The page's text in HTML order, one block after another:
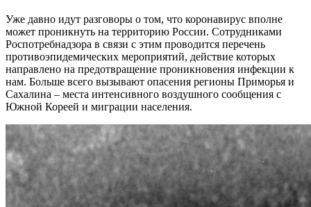
Уже давно идут разговоры о том, что коронавирус вполне
может проникнуть на территорию России. Сотрудниками
Роспотребнадзора в связи с этим проводится перечень
противоэпидемических мероприятий, действие которых
направлено на предотвращение проникновения инфекции к
нам. Больше всего вызывают опасения регионы Приморья и
Сахалина – места интенсивного воздушного сообщения с
Южной Кореей и миграции населения.